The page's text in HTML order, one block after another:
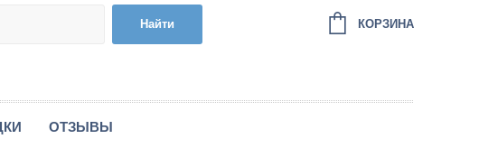
Найти КОРЗИНА
ОТЗЫВЫ